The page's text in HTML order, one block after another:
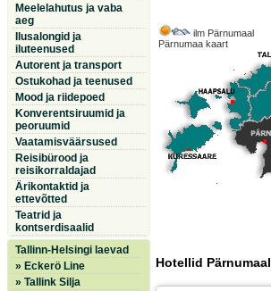
Meelelahutus ja vaba
aeg
Ilusalongid ja
iluteenused
Autorent ja transport
Ostukohad ja teenused
Mood ja riidepoed
Konverentsiruumid ja
peoruumid
Vaatamisväärsused
Reisibürood ja
reisikorraldajad
Ärikontaktid ja
ettevõtted
Teatrid ja
kontserdisaalid
Tallinn-Helsingi laevad
» Eckerö Line
» Tallink Silja
ilm Pärnumaal
Pärnumaa kaart
Hotellid Pärnumaal